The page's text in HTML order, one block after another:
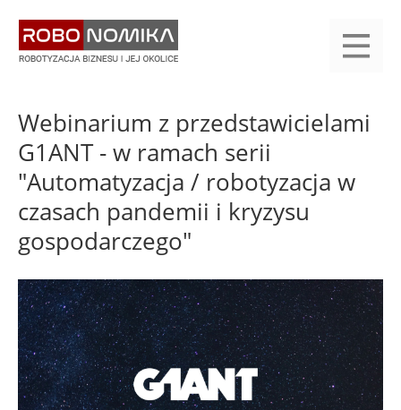
treści
yasne
main
menu
Webinarium z przedstawicielami
G1ANT - w ramach serii
"Automatyzacja / robotyzacja w
czasach pandemii i kryzysu
gospodarczego"